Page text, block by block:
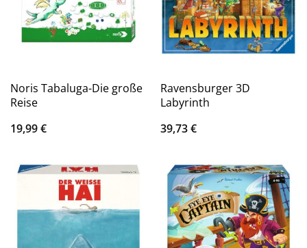
Noris Tabaluga-Die große
Reise
19,99€
Ravensburger 3D
Labyrinth
39,73€